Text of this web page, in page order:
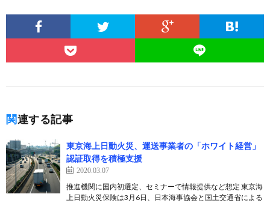
関連する記事
東京海上日動火災、運送事業者の「ホワイト経営」
認証取得を積極支援
2020.03.07
推進機関に国内初選定、セミナーで情報提供など想定 東京海
上日動火災保険は3月6日、日本海事協会と国土交通省による